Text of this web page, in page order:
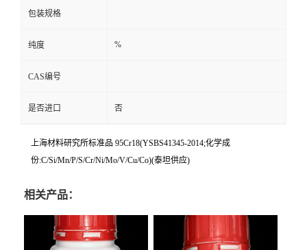
包装规格
纯度 %
CAS编号
是否进口 否
上海材料研究所标准品 95Cr18(YSBS41345-2014;化学成
份:C/Si/Mn/P/S/Cr/Ni/Mo/V/Cu/Co)(泰坦供应)
相关产品：